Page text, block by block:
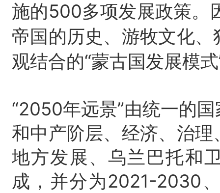
施的500多项发展政策。
帝国的历史、游牧文化
观结合的“蒙古国发展模
“2050年远景”由统一的
和中产阶层、经济、治
地方发展、乌兰巴托和
成，并分为2021-2030